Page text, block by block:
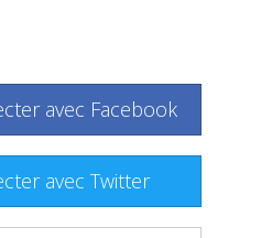
avec Facebook
avec Twitter